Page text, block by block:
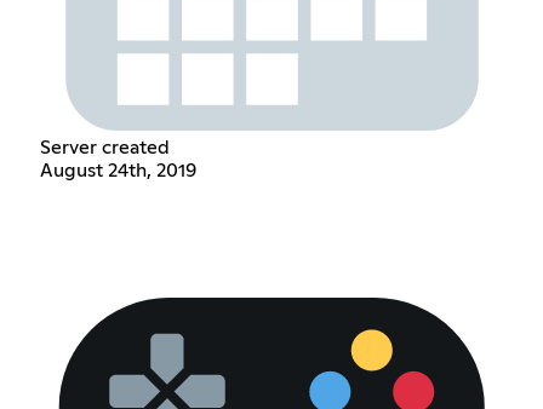
Server created
August 24th, 2019